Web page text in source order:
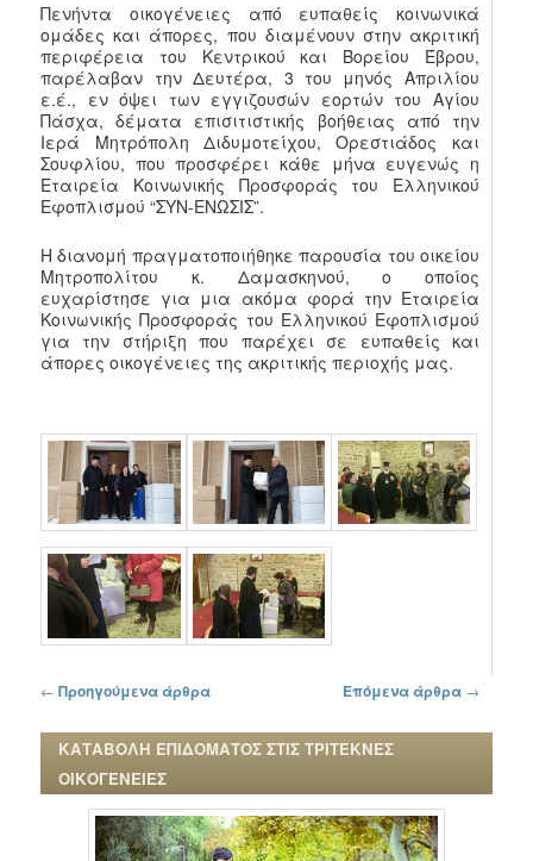
Πενήντα οικογένειες από ευπαθείς κοινωνικά
ομάδες και άπορες, που διαμένουν στην ακριτική
περιφέρεια του Κεντρικού και Βορείου Έβρου,
παρέλαβαν την Δευτέρα, 3 του μηνός Απριλίου
ε.έ., εν όψει των εγγιζουσών εορτών του Αγίου
Πάσχα, δέματα επισιτιστικής βοήθειας από την
Ιερά Μητρόπολη Διδυμοτείχου, Ορεστιάδος και
Σουφλίου, που προσφέρει κάθε μήνα ευγενώς η
Εταιρεία Κοινωνικής Προσφοράς του Ελληνικού
Εφοπλισμού “ΣΥΝ-ΕΝΩΣΙΣ”.
Η διανομή πραγματοποιήθηκε παρουσία του οικείου
Μητροπολίτου κ. Δαμασκηνού, ο οποίος
ευχαρίστησε για μια ακόμα φορά την Εταιρεία
Κοινωνικής Προσφοράς του Ελληνικού Εφοπλισμού
για την στήριξη που παρέχει σε ευπαθείς και
άπορες οικογένειες της ακριτικής περιοχής μας.
Πλοήγηση στα άρθρα
← Προηγούμενα άρθρα Επόμενα άρθρα →
ΚΑΤΑΒΟΛΗ ΕΠΙΔΟΜΑΤΟΣ ΣΤΙΣ ΤΡΙΤΕΚΝΕΣ
ΟΙΚΟΓΕΝΕΙΕΣ